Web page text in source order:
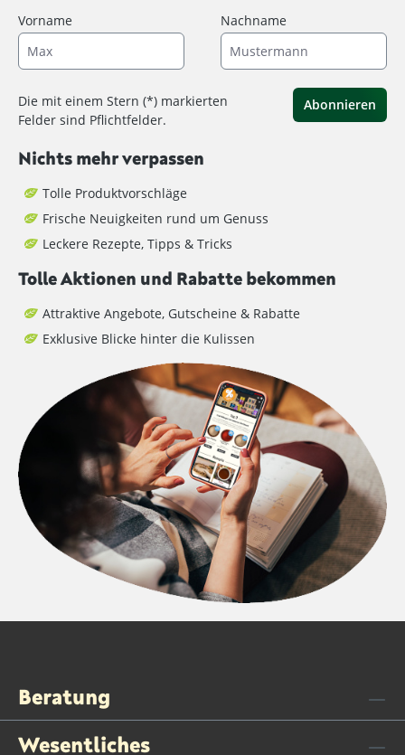
Vorname Nachname
Die mit einem Stern (*) markierten
Felder sind Pflichtfelder.
Abonnieren
Nichts mehr verpassen
Tolle Produktvorschläge
Frische Neuigkeiten rund um Genuss
Leckere Rezepte, Tipps & Tricks
Tolle Aktionen und Rabatte bekommen
Attraktive Angebote, Gutscheine & Rabatte
Exklusive Blicke hinter die Kulissen
Beratung
Wesentliches